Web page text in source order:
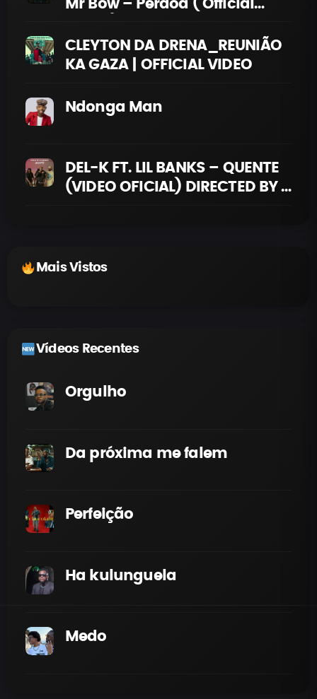
Mr Bow – Perdoa ( Official
CLEYTON DA DRENA_REUNIÃO
KA GAZA | OFFICIAL VIDEO
Ndonga Man
DEL-K FT. LIL BANKS – QUENTE
(VIDEO OFICIAL) DIRECTED BY P
Mais Vistos
Vídeos Recentes
Orgulho
Da próxima me falem
Perfeição
Ha kulunguela
Medo